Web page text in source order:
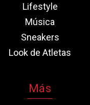
Lifestyle
Música
Sneakers
Look de Atletas
Más